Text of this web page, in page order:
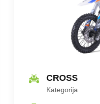
CROSS
Kategorija